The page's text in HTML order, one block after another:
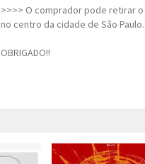
>>>> O comprador pode retirar
no centro da cidade de São Paulo.
OBRIGADO!!